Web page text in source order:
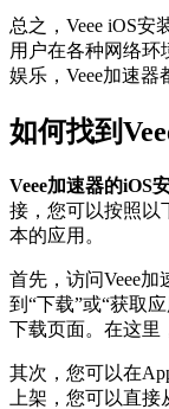
总之，Veee iOS
用户在各种网络环
娱乐，Veee加速器
如何找到
Veee加速器的iOS
接，您可以按照以
本的应用。
首先，访问Veee
到“下载”或“获取
下载页面。在这里
其次，您可以在
上架，您可以直